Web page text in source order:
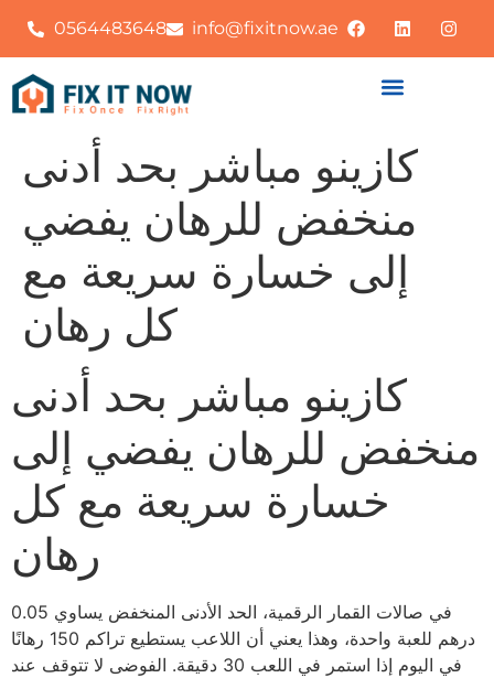
0564483648 info@fixitnow.ae
كازينو مباشر بحد أدنى
منخفض للرهان يفضي
إلى خسارة سريعة مع
كل رهان
كازينو مباشر بحد أدنى
منخفض للرهان يفضي إلى
خسارة سريعة مع كل
رهان
في صالات القمار الرقمية، الحد الأدنى المنخفض يساوي 0.05
درهم للعبة واحدة، وهذا يعني أن اللاعب يستطيع تراكم 150 رهانًا
في اليوم إذا استمر في اللعب 30 دقيقة. الفوضى لا تتوقف عند